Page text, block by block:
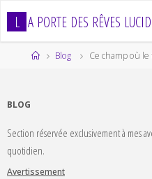
L A PORTE DES RÊVES LUCID
HomeBlog Ce champ où
BLOG
Section réservée exclusivement à mes
quotidien.
Avertissement